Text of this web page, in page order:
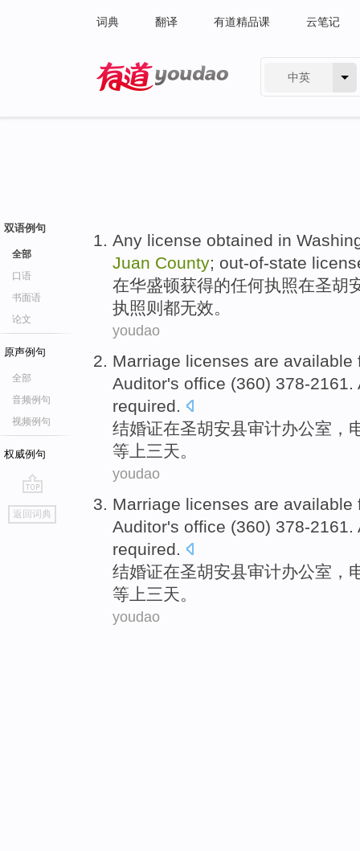
词典 翻译 有道精品课 云笔记
中英
双语例句
全部
口语
书面语
论文
原声例句
全部
音频例句
视频例句
权威例句
go
top
返回词典
Any license obtained in
Juan County; out-of-state
在华盛顿获得的任何执照在圣胡
执照则 都无效。
youdao
Marriage licenses are available
Auditor's office (360) 378-2161.
required.
结婚证在圣胡安县审计办公室 ，
等 上三天。
youdao
Marriage licenses are available
Auditor's office (360) 378-2161.
required
结婚证在圣胡安县审计办公室 ，
等 上三天 。
youdao